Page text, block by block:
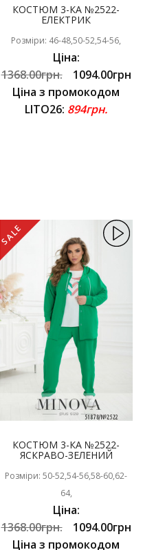
КОСТЮМ 3-КА №2522-
ЕЛЕКТРИК
Розміри: 46-48,50-52,54-56,
Ціна:
1368.00грн.
1094.00грн
Ціна з промокодом
LITO26: 894грн.
SALE
КОСТЮМ 3-КА №2522-
ЯСКРАВО-ЗЕЛЕНИЙ
Розміри: 50-52,54-56,58-60,62-
64,
Ціна:
1368.00грн.
1094.00грн
Ціна з промокодом